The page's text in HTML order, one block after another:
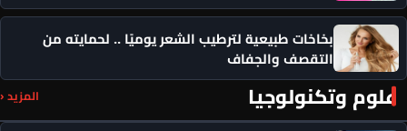
بخاخات طبيعية لترطيب الشعر يوميًا .. لحمايته من
التقصف والجفاف
علوم وتكنولوجيا المزيد ‹